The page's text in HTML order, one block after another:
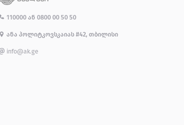
110000 ან 0800 00 50 50
ანა პოლიტკოვსკაიას #42, თბილისი
info@ak.ge